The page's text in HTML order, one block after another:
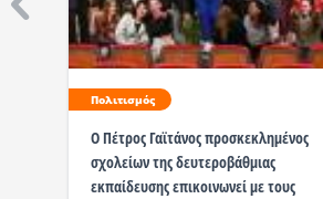
Πολιτισμός
Ο Πέτρος Γαϊτάνος προσκεκλημένος
σχολείων της δευτεροβάθμιας
εκπαίδευσης επικοινωνεί με τους